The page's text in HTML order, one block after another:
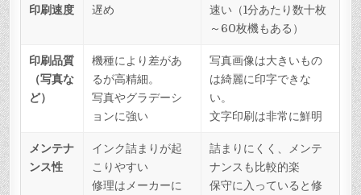
印刷速度 遅め
速い（1分あたり数十枚
～60枚機もある）
印刷品質
（写真な
ど）
機種により差があ
るが高精細。
写真やグラデーシ
ョンに強い
写真画像は大きいもの
は綺麗に印字できな
い。
文字印刷は非常に鮮明
メンテナ
ンス性
インク詰まりが起
こりやすい
修理はメーカーに
詰まりにくく、メンテ
ナンスも比較的楽
保守に入っていると修